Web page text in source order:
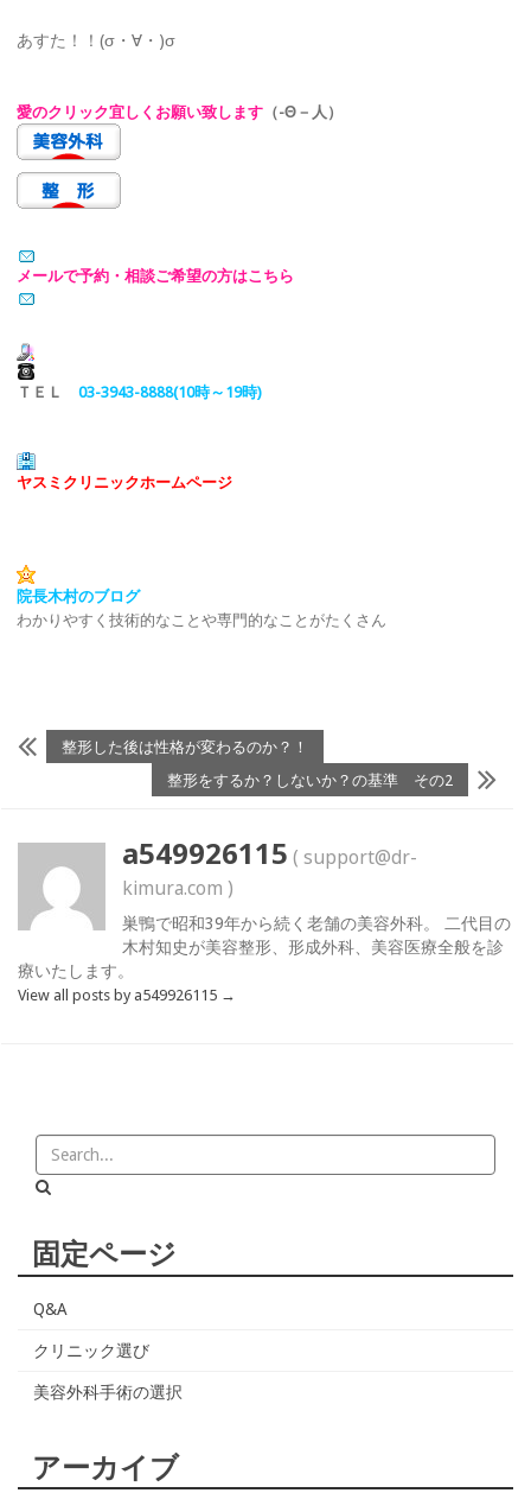
あすた！！(σ・∀・)σ
愛のクリック宜しくお願い致します （-Θ－人）
メールで予約・相談ご希望の方はこちら
ＴＥＬ 03-3943-8888(10時～19時)
ヤスミクリニックホームページ
院長木村のブログ
わかりやすく技術的なことや専門的なことがたくさん
整形した後は性格が変わるのか？！
整形をするか？しないか？の基準 その2
a549926115 ( support@dr-
kimura.com )
巣鴨で昭和39年から続く老舗の美容外科。 二代目の
木村知史が美容整形、形成外科、美容医療全般を診
療いたします。
View all posts by a549926115 →
固定ページ
Q&A
クリニック選び
美容外科手術の選択
アーカイブ